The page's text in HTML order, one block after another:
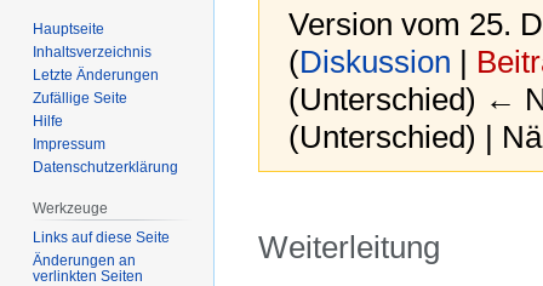
Version vom 25.
(Diskussion |
(Unterschied) ←
(Unterschied) |
Weiterleitung
Hauptseite
Inhaltsverzeichnis
Letzte Änderungen
Zufällige Seite
Hilfe
Impressum
Datenschutzerklärung
Werkzeuge
Links auf diese Seite
Änderungen an
verlinkten Seiten